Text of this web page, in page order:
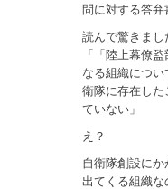
問に対する答弁
読んで驚きまし
「「陸上幕僚
なる組織につ
衛隊に存在した
ていない」
え？
自衛隊創設に
出てくる組織な